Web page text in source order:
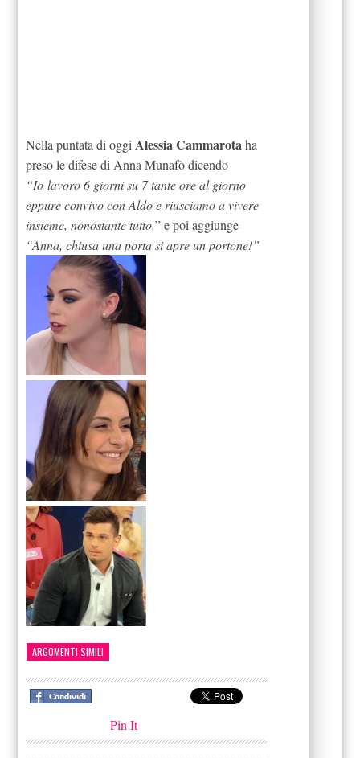
Nella puntata di oggi Alessia Cammarotaha
preso le difese di Anna Munafò dicendo
“Io lavoro 6 giorni su 7 tante ore al giorno
eppure convivo con Aldo e riusciamo a vivere
insieme, nonostante tutto.” e poi aggiunge
“Anna, chiusa una porta si apre un portone!”
ARGOMENTI SIMILI
Pin It